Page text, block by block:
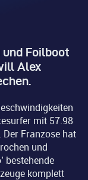
Foilboot
Alex
mit 57.98
Franzose hat
und
bestehende
komplett